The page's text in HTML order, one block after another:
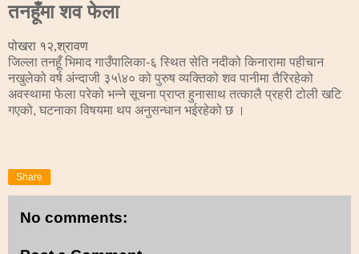
तनहूँमा शव फेला
पोखरा १२,श्रावण
जिल्ला तनहूँ भिमाद गाउँपालिका-६ स्थित सेति नदीको किनारामा पहीचान
नखुलेको वर्ष अंन्दाजी ३५\४० को पुरुष व्यक्तिको शव पानीमा तैरिरहेको
अवस्थामा फेला परेको भन्ने सूचना प्राप्त हुनासाथ तत्कालै प्रहरी टोली खटि
गएको, घटनाका विषयमा थप अनुसन्धान भईरहेको छ ।
Share
No comments: